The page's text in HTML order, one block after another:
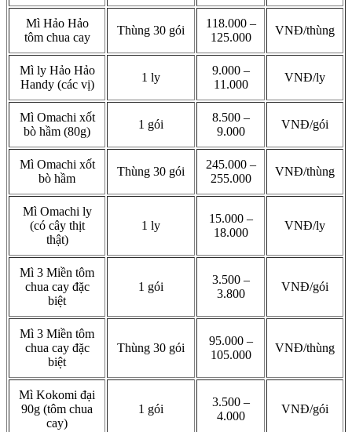
Mì Hảo Hảo
tôm chua cay
Thùng 30 gói
118.000 –
125.000
VNĐ/thùng
Mì ly Hảo Hảo
Handy (các vị)
1 ly
9.000 –
11.000
VNĐ/ly
Mì Omachi xốt
bò hầm (80g)
1 gói
8.500 –
9.000
VNĐ/gói
Mì Omachi xốt
bò hầm
Thùng 30 gói
245.000 –
255.000
VNĐ/thùng
Mì Omachi ly
(có cây thịt
thật)
1 ly
15.000 –
18.000
VNĐ/ly
Mì 3 Miền tôm
chua cay đặc
biệt
1 gói
3.500 –
3.800
VNĐ/gói
Mì 3 Miền tôm
chua cay đặc
biệt
Thùng 30 gói
95.000 –
105.000
VNĐ/thùng
Mì Kokomi đại
90g (tôm chua
cay)
1 gói
3.500 –
4.000
VNĐ/gói